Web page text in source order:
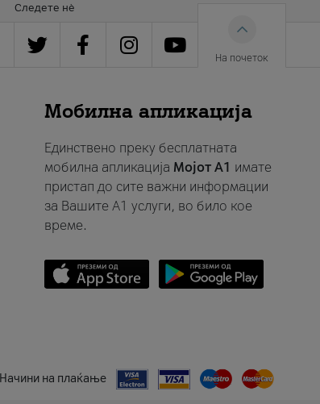
Следете нè
На почеток
Мобилна апликација
Единствено преку бесплатната
мобилна апликација Мојот A1 имате
пристап до сите важни информации
за Вашите A1 услуги, во било кое
време.
Начини на плаќање